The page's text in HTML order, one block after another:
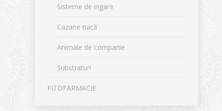
Sisteme de irigare
Cazane țuică
Animale de companie
Substraturi
FITOFARMACIE